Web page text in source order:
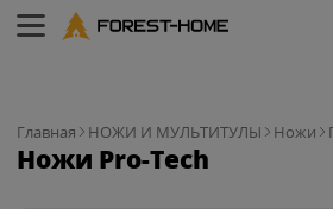
Главная НОЖИ И МУЛЬТИТУЛЫ Ножи
Ножи Pro-Tech